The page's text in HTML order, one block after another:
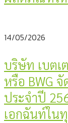
14/05/2026
บริษัท เบตเ
หรือ BWG
ประจำปี
เอกฉันท์ใน